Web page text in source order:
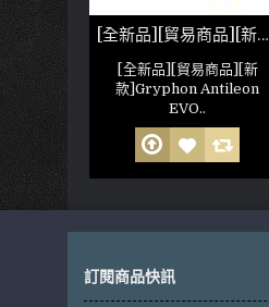
[全新品][貿易商品][新款]McIntosh MC275 MKVI
][新
[全新品][貿易商品][新款]Gryphon Antileon EVO Stereo
[全新品][貿易商品][新
款]Gryphon Antileon
EVO..
訂閱商品快訊